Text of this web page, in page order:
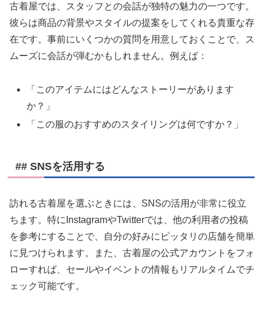
古着屋では、スタッフとの会話が独特の魅力の一つです。
彼らは商品の背景やスタイルの提案をしてくれる貴重な存
在です。事前にいくつかの質問を用意しておくことで、ス
ムーズに会話が弾むかもしれません。例えば：
「このアイテムにはどんなストーリーがあります
か？」
「この服のおすすめのスタイリングは何ですか？」
## SNSを活用する
訪れる古着屋を選ぶときには、SNSの活用が非常に役立
ちます。特にInstagramやTwitterでは、他の利用者の投稿
を参考にすることで、自分の好みにピッタリの店舗を簡単
に見つけられます。また、古着屋の公式アカウントをフォ
ローすれば、セールやイベントの情報もリアルタイムでチ
ェック可能です。